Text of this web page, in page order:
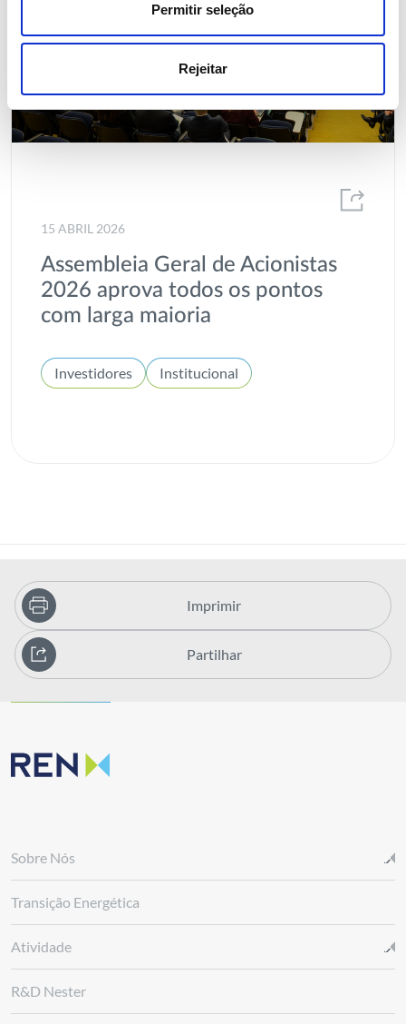
Permitir seleção
Rejeitar
15 ABRIL 2026
Assembleia Geral de Acionistas
2026 aprova todos os pontos
com larga maioria
Investidores Institucional
Imprimir
Partilhar
Sobre Nós
Transição Energética
Atividade
R&D Nester